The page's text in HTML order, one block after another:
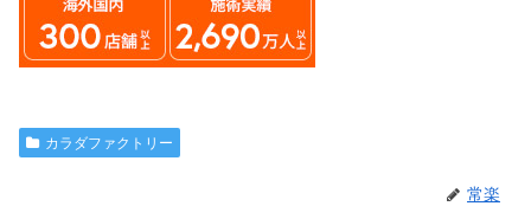
カラダファクトリー
常楽